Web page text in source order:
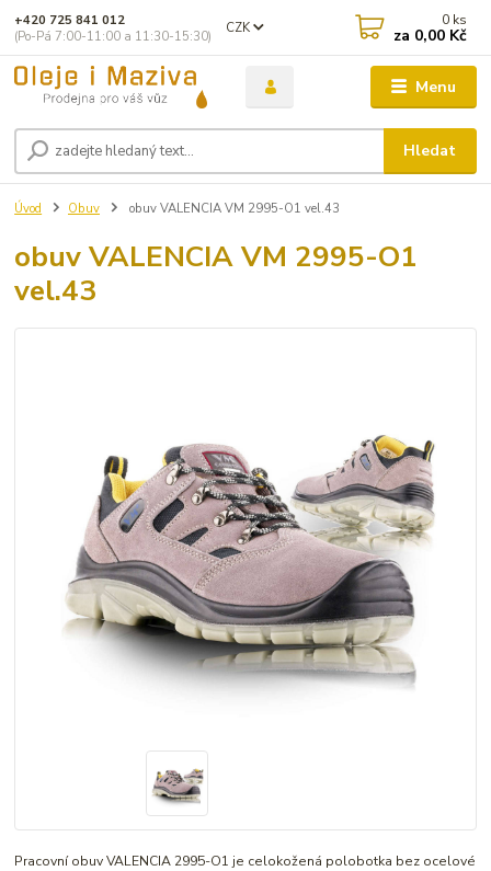
Menu
CZK
Hledat
+420 725 841 012
(Po-Pá 7:00-11:00 a 11:30-15:30)
0 ks
za 0,00 Kč
Úvod Obuv obuv VALENCIA VM 2995-O1 vel.43
obuv VALENCIA VM 2995-O1
vel.43
Pracovní obuv VALENCIA 2995-O1 je celokožená polobotka bez ocelové